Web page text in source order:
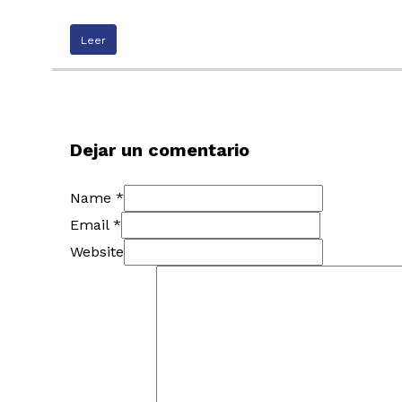
Leer
Dejar un comentario
Name *
Email *
Website